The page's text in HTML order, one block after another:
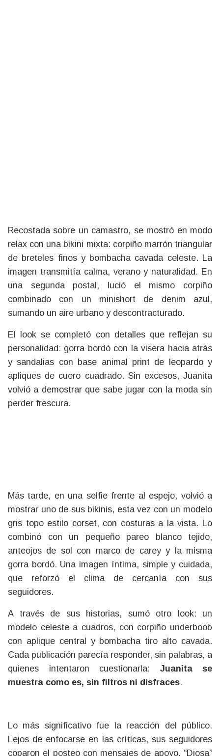
Recostada sobre un camastro, se mostró en modo
relax con una bikini mixta: corpiño marrón triangular
de breteles finos y bombacha cavada celeste. La
imagen transmitía calma, verano y naturalidad. En
una segunda postal, lució el mismo corpiño
combinado con un minishort de denim azul,
sumando un aire urbano y descontracturado.
El look se completó con detalles que reflejan su
personalidad: gorra bordó con la visera hacia atrás
y sandalias con base animal print de leopardo y
apliques de cuero cuadrado. Sin excesos, Juanita
volvió a demostrar que sabe jugar con la moda sin
perder frescura.
Más tarde, en una selfie frente al espejo, volvió a
mostrar uno de sus bikinis, esta vez con un modelo
gris topo estilo corset, con costuras a la vista. Lo
combinó con un pequeño pareo blanco tejido,
anteojos de sol con marco de carey y la misma
gorra bordó. Una imagen íntima, simple y cuidada,
que reforzó el clima de cercanía con sus
seguidores.
A través de sus historias, sumó otro look: un
modelo celeste a cuadros, con corpiño underboob
con aplique central y bombacha tiro alto cavada.
Cada publicación parecía responder, sin palabras, a
quienes intentaron cuestionarla: Juanita se
muestra como es, sin filtros ni disfraces.
Lo más significativo fue la reacción del público.
Lejos de enfocarse en las críticas, sus seguidores
coparon el posteo con mensajes de apoyo. “Diosa”